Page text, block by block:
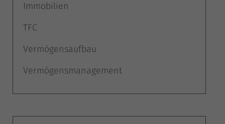
Immobilien
TFC
Vermögensaufbau
Vermögensmanagement